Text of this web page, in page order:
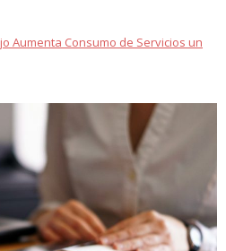
Aumenta Consumo de Servicios un